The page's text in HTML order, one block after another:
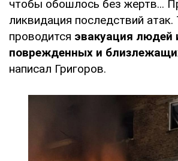
чтобы обошлось без жертв...
ликвидация последствий атак.
проводится эвакуация людей
поврежденных и
написал Григоров.